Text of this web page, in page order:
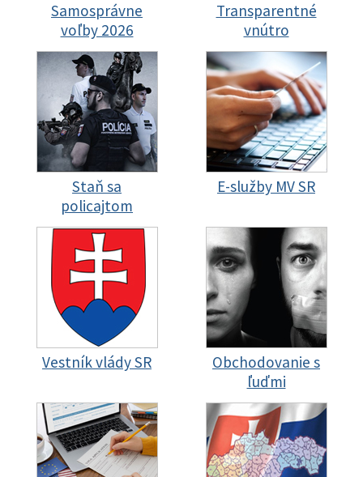
Samosprávne
voľby 2026
Transparentné
vnútro
Staň sa
policajtom
E-služby MV SR
Vestník vlády SR
Obchodovanie s
ľuďmi